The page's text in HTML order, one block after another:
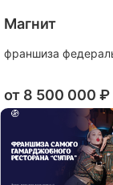
Магнит
франшиза
от 8 500 000 ₽